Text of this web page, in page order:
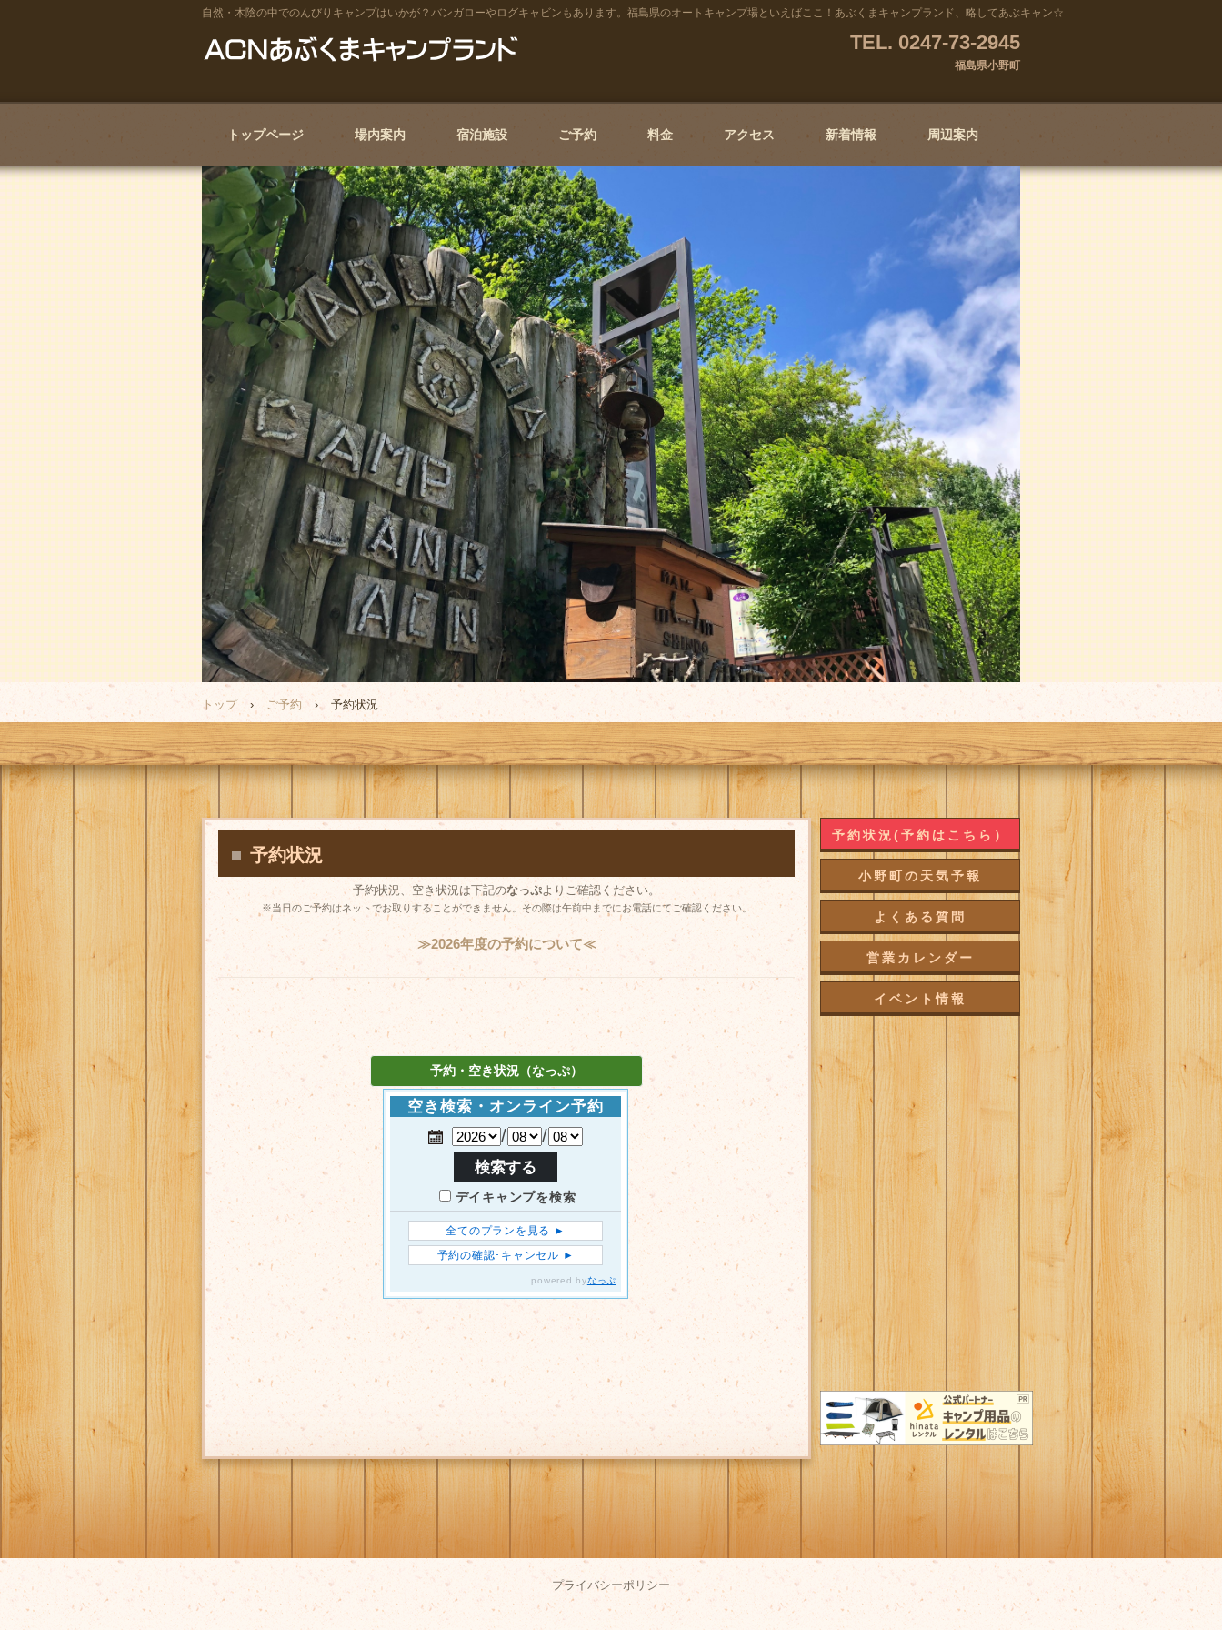
自然・木陰の中でのんびりキャンプはいかが？バンガローやログキャビンもあります。福島県のオートキャンプ場といえばここ！あぶくまキャンプランド、略してあぶキャン☆
TEL. 0247-73-2945
福島県小野町
トップページ 場内案内 宿泊施設 ご予約 料金 アクセス 新着情報 周辺案内
トップ › ご予約 › 予約状況
予約状況
予約状況、空き状況は下記のなっぷよりご確認ください。
※当日のご予約はネットでお取りすることができません。その際は午前中までにお電話にてご確認ください。
≫2026年度の予約について≪
予約・空き状況（なっぷ）
予約状況(予約はこちら）
小野町の天気予報
よくある質問
営業カレンダー
イベント情報
プライバシーポリシー